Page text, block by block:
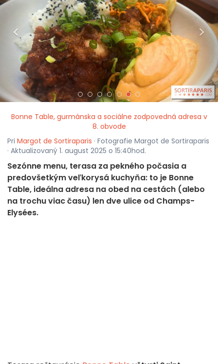
< >
Bonne Table, gurmánska a sociálne zodpovedná adresa v
8. obvode
Pri Margot de Sortiraparis · Fotografie Margot de Sortiraparis
· Aktualizovaný 1. august 2025 o 15:40hod.
Sezónne menu, terasa za pekného počasia a
predovšetkým veľkorysá kuchyňa: to je Bonne
Table, ideálna adresa na obed na cestách (alebo
na trochu viac času) len dve ulice od Champs-
Elysées.